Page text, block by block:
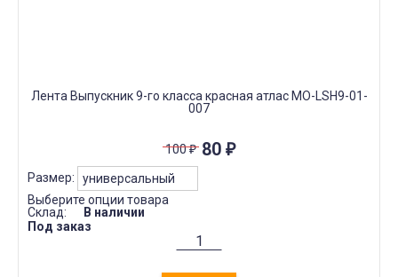
Лента Выпускник 9-го класса красная атлас МО-LSH9-01-
007
100₽ 80 ₽
Размер:
Выберите опции товара
Склад:
В наличии
Под заказ